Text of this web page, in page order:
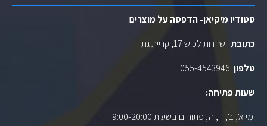
סטודיו מיקיאן- הדפסה על מוצרים
כתובת: שדרות לכיש 17, קריית גת
טלפון:
055-4543946
שעות פתיחה:
ימי א', ב', ד', ה', פתוחים בשעות 9:00-20:00